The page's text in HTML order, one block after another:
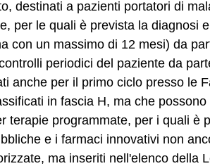
destinati a pazienti portatori di
per le quali è prevista la diagnosi
con un massimo di 12 mesi) da
periodici del paziente da
anche per il primo ciclo presso le
in fascia H, ma che
terapie programmate, per i quali è
e i farmaci innovativi non
ma inseriti nell'elenco della